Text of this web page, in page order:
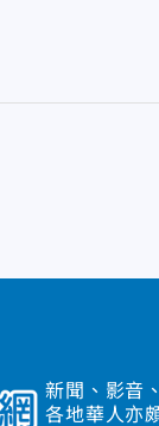
新聞、影音
各地華人亦